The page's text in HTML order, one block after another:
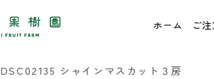
ホーム ご
DSC02135 シャインマスカット３房